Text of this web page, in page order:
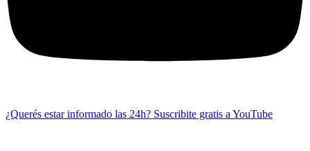
¿Querés estar informado las 24h? Suscribite gratis a YouTube